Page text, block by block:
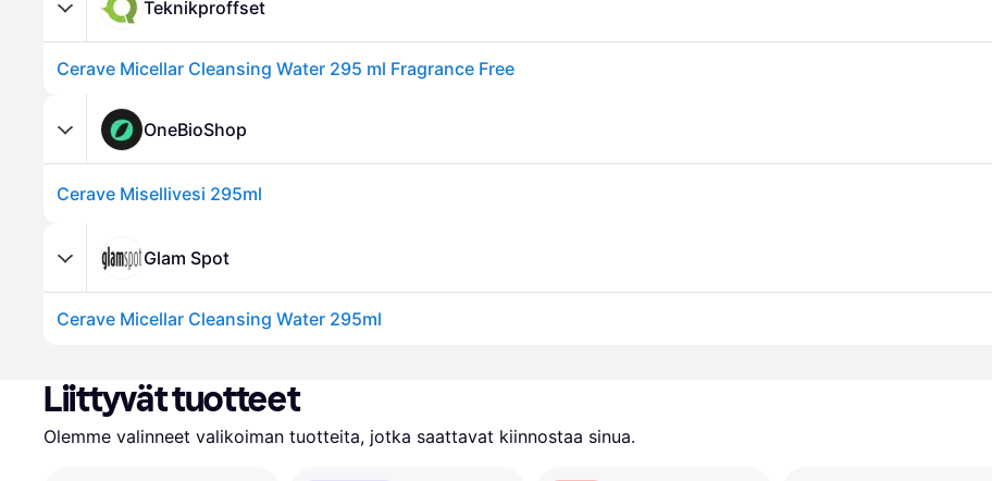
Teknikproffset
Cerave Micellar Cleansing Water 295 ml Fragrance Free
OneBioShop
Cerave Misellivesi 295ml
Glam Spot
Cerave Micellar Cleansing Water 295ml
Liittyvät tuotteet
Olemme valinneet valikoiman tuotteita, jotka saattavat kiinnostaa sinua.